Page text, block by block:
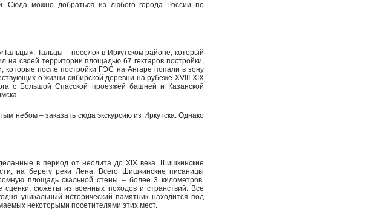
Сюда можно добраться из любого города России по
Тальцы – поселок в Иркутском районе, который
на своей территории площадью 67 гектаров постройки,
которые после постройки ГЭС на Ангаре попали в зону
о жизни сибирской деревни на рубеже XVIII-XIX
с Большой Спасской проезжей башней и Казанской
небом – заказать сюда экскурсию из Иркутска. Однако
в период от неолита до XIX века. Шишкинские
на берегу реки Лена. Всего Шишкинские писаницы
площадь скальной стены – более 3 километров.
сюжеты из военных походов и странствий. Все
уникальный исторический памятник находится под
некоторыми посетителями этих мест.